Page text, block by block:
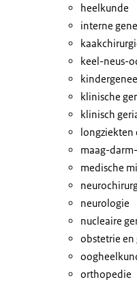
heelkunde
interne
keel-neus-
klinische
klinisch
longziekten
maag-
medische
neurologie
nucleaire
obstetrie en
orthopedie